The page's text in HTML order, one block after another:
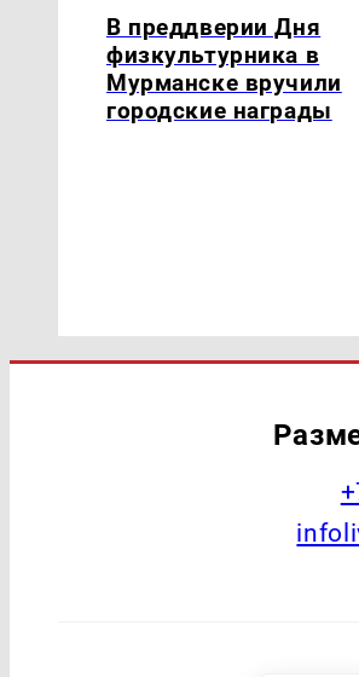
В преддверии Дня
физкультурника в
Мурманске вручили
городские награды